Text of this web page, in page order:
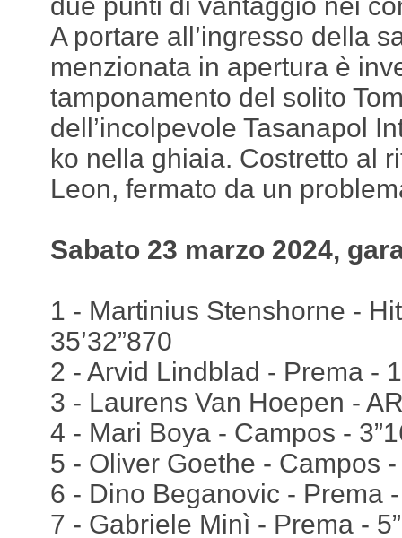
due punti di vantaggio nei
A portare all’ingresso della
menzionata in apertura è
tamponamento del solito
dell’incolpevole Tasanapol
ko nella ghiaia. Costretto al
Leon, fermato da un
Sabato 23 marzo 2024,
1 - Martinius Stenshorne -
35’32”870
2 - Arvid Lindblad - Prema -
3 - Laurens Van Hoepen -
4 - Mari Boya - Campos -
5 - Oliver Goethe - Campos -
6 - Dino Beganovic - Prema
7 - Gabriele Minì - Prema -